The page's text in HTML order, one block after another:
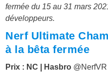
fermée du 15 au 31 mars
développeurs.
Nerf Ultimate
à la bêta fermée
Prix : NC Hasbro @NerfVR